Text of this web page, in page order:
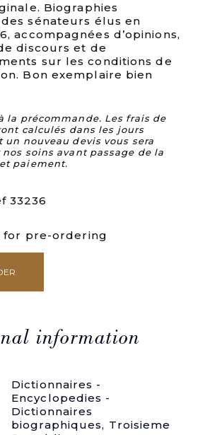
Biographies
sénateurs élus en
accompagnées d’opinions,
discours et de
sur les conditions de
Bon exemplaire bien
la précommande. Les frais de
calculés dans les jours
un nouveau devis vous sera
soins avant passage de la
paiement.
33236
for pre-ordering
information
Dictionnaires -
Encyclopedies -
Dictionnaires
biographiques, Troisieme